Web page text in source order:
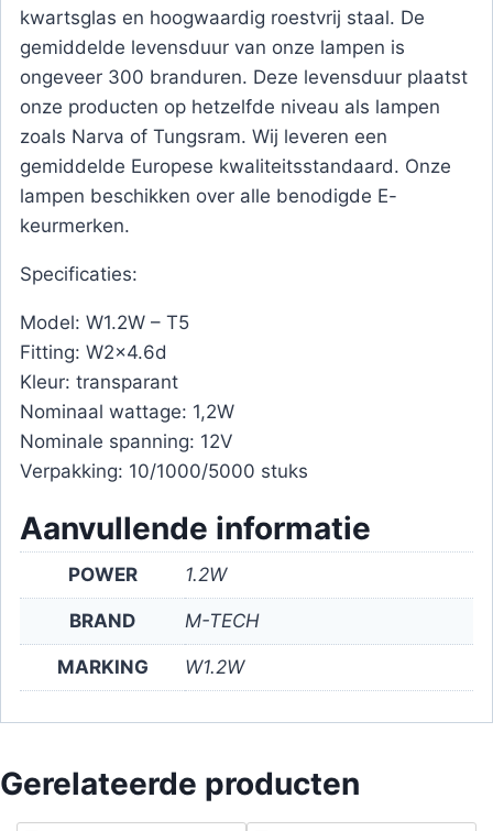
kwartsglas en hoogwaardig roestvrij staal. De
gemiddelde levensduur van onze lampen is
ongeveer 300 branduren. Deze levensduur plaatst
onze producten op hetzelfde niveau als lampen
zoals Narva of Tungsram. Wij leveren een
gemiddelde Europese kwaliteitsstandaard. Onze
lampen beschikken over alle benodigde E-
keurmerken.
Specificaties:
Model: W1.2W – T5
Fitting: W2x4.6d
Kleur: transparant
Nominaal wattage: 1,2W
Nominale spanning: 12V
Verpakking: 10/1000/5000 stuks
Aanvullende informatie
POWER 1.2W
BRAND M-TECH
MARKING W1.2W
Gerelateerde producten